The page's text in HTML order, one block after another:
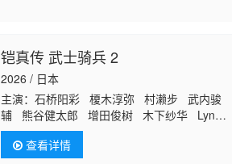
铠真传 武士骑兵 2
2026 / 日本
主演：石桥阳彩 榎木淳弥 村濑步 武内骏
辅 熊谷健太郎 增田俊树 木下纱华 Lynn
下野纮 草尾毅 野岛裕史 置鲇龙太郎 佐
佐木望 西村朋纮 小西克幸 佐藤拓也 鸟
查看详情